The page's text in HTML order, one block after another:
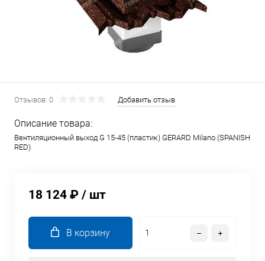
Отзывов: 0 Добавить отзыв
Описание товара:
Вентиляционный выход G 15-45 (пластик) GERARD Milano (SPANISH
RED)
18 124 ₽ / шт
В корзину